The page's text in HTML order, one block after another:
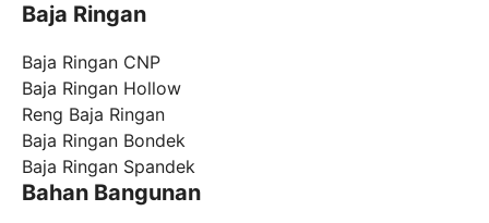
Baja Ringan
Baja Ringan CNP
Baja Ringan Hollow
Reng Baja Ringan
Baja Ringan Bondek
Baja Ringan Spandek
Bahan Bangunan